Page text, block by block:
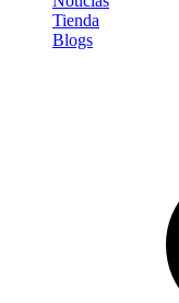
Tienda
Blogs